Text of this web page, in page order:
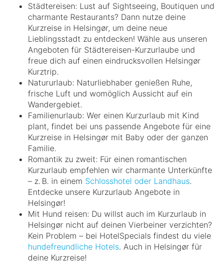
Städtereisen: Lust auf Sightseeing, Boutiquen und
charmante Restaurants? Dann nutze deine
Kurzreise in Helsingør, um deine neue
Lieblingsstadt zu entdecken! Wähle aus unseren
Angeboten für Städtereisen-Kurzurlaube und
freue dich auf einen eindrucksvollen Helsingør
Kurztrip.
Natururlaub: Naturliebhaber genießen Ruhe,
frische Luft und womöglich Aussicht auf ein
Wandergebiet.
Familienurlaub: Wer einen Kurzurlaub mit Kind
plant, findet bei uns passende Angebote für eine
Kurzreise in Helsingør mit Baby oder der ganzen
Familie.
Romantik zu zweit: Für einen romantischen
Kurzurlaub empfehlen wir charmante Unterkünfte
– z. B. in einem Schlosshotel oder Landhaus.
Entdecke unsere Kurzurlaub Angebote in
Helsingør!
Mit Hund reisen: Du willst auch im Kurzurlaub in
Helsingør nicht auf deinen Vierbeiner verzichten?
Kein Problem – bei HotelSpecials findest du viele
hundefreundliche Hotels. Auch in Helsingør für
deine Kurzreise!